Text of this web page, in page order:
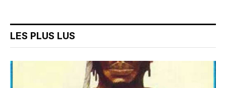
LES PLUS LUS